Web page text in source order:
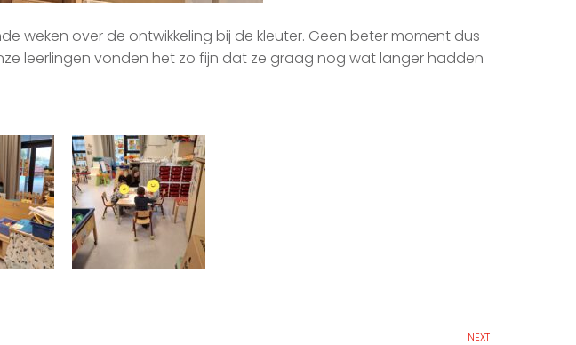
weken over de ontwikkeling bij de kleuter. Geen beter moment dus
leerlingen vonden het zo fijn dat ze graag nog wat langer hadden
NEXT